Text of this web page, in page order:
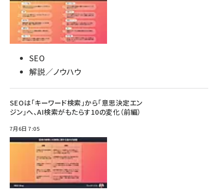
SEO
解説／ノウハウ
SEOは「キーワード検索」から「意思決定エン
ジン」へ、AI検索がもたらす10の変化（前編）
7月6日 7:05